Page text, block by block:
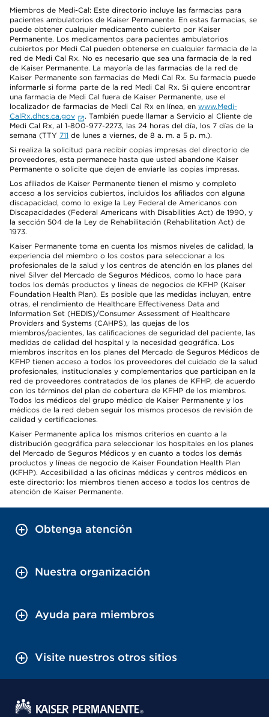
Miembros de Medi-Cal: Este directorio incluye las farmacias para
pacientes ambulatorios de Kaiser Permanente. En estas farmacias, se
puede obtener cualquier medicamento cubierto por Kaiser
Permanente. Los medicamentos para pacientes ambulatorios
cubiertos por Medi Cal pueden obtenerse en cualquier farmacia de la
red de Medi Cal Rx. No es necesario que sea una farmacia de la red
de Kaiser Permanente. La mayoría de las farmacias de la red de
Kaiser Permanente son farmacias de Medi Cal Rx. Su farmacia puede
informarle si forma parte de la red Medi Cal Rx. Si quiere encontrar
una farmacia de Medi Cal fuera de Kaiser Permanente, use el
localizador de farmacias de Medi Cal Rx en línea, en www.Medi-
CalRx.dhcs.ca.gov
. También puede llamar a Servicio al Cliente de
Medi Cal Rx, al 1-800-977-2273, las 24 horas del día, los 7 días de la
semana (TTY 711 de lunes a viernes, de 8 a. m. a 5 p. m.).
Si realiza la solicitud para recibir copias impresas del directorio de
proveedores, esta permanece hasta que usted abandone Kaiser
Permanente o solicite que dejen de enviarle las copias impresas.
Los afiliados de Kaiser Permanente tienen el mismo y completo
acceso a los servicios cubiertos, incluidos los afiliados con alguna
discapacidad, como lo exige la Ley Federal de Americanos con
Discapacidades (Federal Americans with Disabilities Act) de 1990, y
la sección 504 de la Ley de Rehabilitación (Rehabilitation Act) de
1973.
Kaiser Permanente toma en cuenta los mismos niveles de calidad, la
experiencia del miembro o los costos para seleccionar a los
profesionales de la salud y los centros de atención en los planes del
nivel Silver del Mercado de Seguros Médicos, como lo hace para
todos los demás productos y líneas de negocios de KFHP (Kaiser
Foundation Health Plan). Es posible que las medidas incluyan, entre
otras, el rendimiento de Healthcare Effectiveness Data and
Information Set (HEDIS)/Consumer Assessment of Healthcare
Providers and Systems (CAHPS), las quejas de los
miembros/pacientes, las calificaciones de seguridad del paciente, las
medidas de calidad del hospital y la necesidad geográfica. Los
miembros inscritos en los planes del Mercado de Seguros Médicos de
KFHP tienen acceso a todos los proveedores del cuidado de la salud
profesionales, institucionales y complementarios que participan en la
red de proveedores contratados de los planes de KFHP, de acuerdo
con los términos del plan de cobertura de KFHP de los miembros.
Todos los médicos del grupo médico de Kaiser Permanente y los
médicos de la red deben seguir los mismos procesos de revisión de
calidad y certificaciones.
Kaiser Permanente aplica los mismos criterios en cuanto a la
distribución geográfica para seleccionar los hospitales en los planes
del Mercado de Seguros Médicos y en cuanto a todos los demás
productos y líneas de negocio de Kaiser Foundation Health Plan
(KFHP). Accesibilidad a las oficinas médicas y centros médicos en
este directorio: los miembros tienen acceso a todos los centros de
atención de Kaiser Permanente.
Obtenga atención
Nuestra organización
Ayuda para miembros
Visite nuestros otros sitios